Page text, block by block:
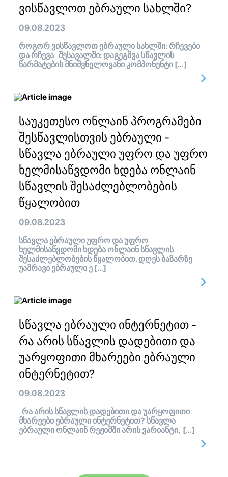
ვისწავლოთ ებრაული სახლში?
09.08.2023
როგორ ვისწავლოთ ებრაული სახლში: რჩევები
და რჩევა შესავალში: დაგეგმვა სწავლის
წარმატების მნიშვნელოვანი კომპონენტი […]
საუკეთესო ონლაინ პროგრამები
შესწავლისთვის ებრაული -
სწავლა ებრაული უფრო და უფრო
ხელმისაწვდომი ხდება ონლაინ
სწავლის შესაძლებლობების
წყალობით
09.08.2023
სწავლა ებრაული უფრო და უფრო
ხელმისაწვდომი ხდება ონლაინ სწავლის
შესაძლებლობების წყალობით. დღეს ბაზარზე
უამრავი ებრაული ე […]
სწავლა ებრაული ინტერნეტით -
რა არის სწავლის დადებითი და
უარყოფითი მხარეები ებრაული
ინტერნეტით?
09.08.2023
რა არის სწავლის დადებითი და უარყოფითი
მხარეები ებრაული ინტერნეტით? სწავლა
ებრაული ონლაინ რეჟიმში არის ვარიანტი, […]